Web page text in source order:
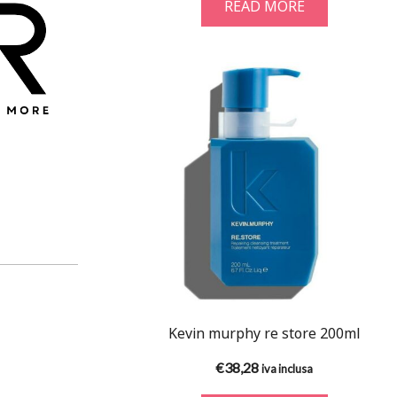
READ MORE
Kevin murphy re store 200ml
€38,28iva inclusa